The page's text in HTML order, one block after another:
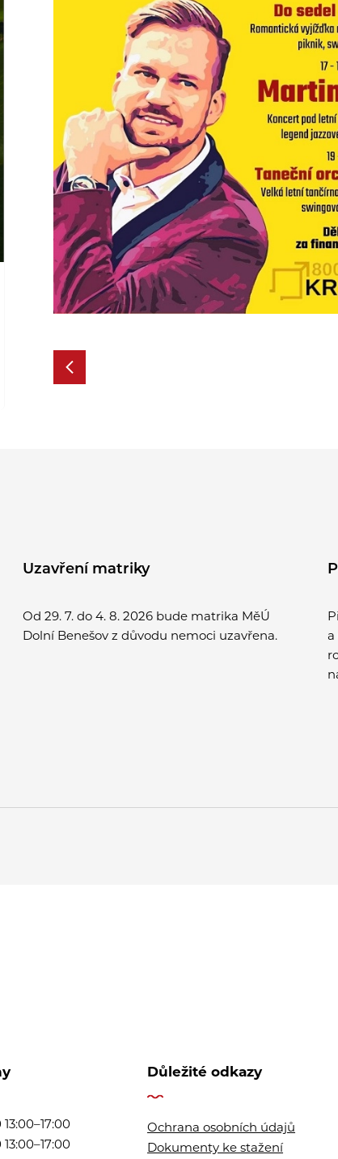
Uzavření matriky
Od 29. 7. do 4. 8. 2026 bude matrika MěÚ
Dolní Benešov z důvodu nemoci uzavřena.
a
Důležité odkazy
Ochrana osobních údajů
Dokumenty ke stažení